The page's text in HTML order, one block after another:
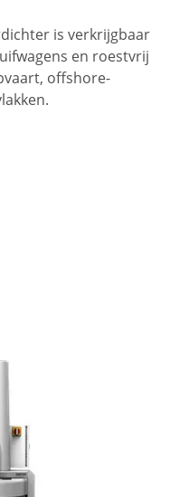
is verkrijgbaar
en roestvrij
offshore-